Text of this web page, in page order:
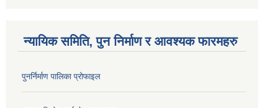
न्यायिक समिति, पुन निर्माण र आवश्यक फारमहरु
पुनर्निर्माण पालिका प्रोफाइल